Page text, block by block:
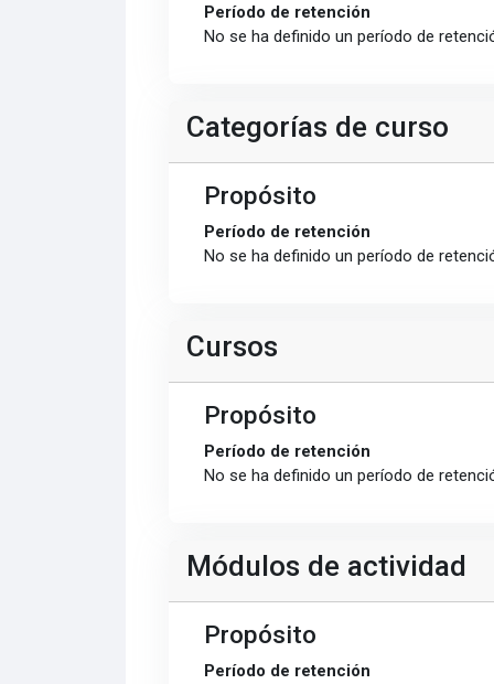
Período de retención
No se ha definido un período de
Categorías de curso
Propósito
Período de retención
No se ha definido un período de
Cursos
Propósito
Período de retención
No se ha definido un período de
Módulos de actividad
Propósito
Período de retención